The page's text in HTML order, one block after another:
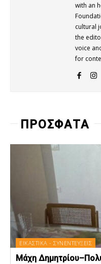
with an
cultural
the
voice
for
ΠΡΟΣΦΑΤΑ
ΕΙΚΑΣΤΙΚΑ - ΣΥΝΕΝΤΕΥΞΕΙΣ
Μάχη